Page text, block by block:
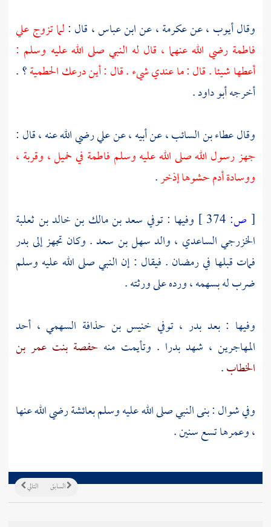
وقالأيوب ،عنعكرمة ،عنابن عباس ، قال :لما تزوجعلي
فاطمةرضي الله عنهما ، قال له النبي صلى الله عليه وسلم :
أعطها شيئا . قال : ما عندي شيء . قال : أين درعك الحطمية؟ .
أخرجهأبو داود.
وقالعطاء بن السائب ،عن أبيه ، عنعليرضي الله عنه ، قال :
جهز رسول الله صلى الله عليه وسلم فاطمة في خميل ، وقربة ،
ووسادة أدم حشوها إذخر.
[ ص: وفيها : توفي سعد بن مالك بن خالد بن ثعلبة
الخزرجي الساعدي ، والدسهل بن سعد . وكان تجهز إلىبدر
فمات قبلها في رمضان . فيقال : إن النبي صلى الله عليه وسلم
ضرب له بسهمه ، ورده على ورثته .
وفيها : بعدبدر ،توفي خنيس بن حذافة السهمي ، أحد
المهاجرين ، شهدبدرا . وتأيمت منه حفصة بنت عمر بن
الخطاب.
وفي شوال : بنى النبي صلى الله عليه وسلمبعائشةرضي الله عنها
، وعمرها تسع سنين .
التالي السابق